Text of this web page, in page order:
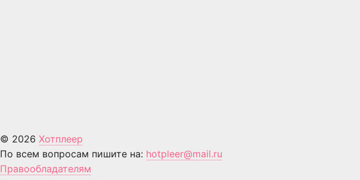
© 2026 Хотплеер
По всем вопросам пишите на: hotpleer@mail.ru
Правообладателям